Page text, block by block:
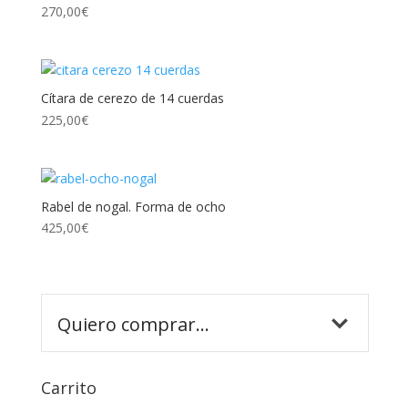
270,00€
Cítara de cerezo de 14 cuerdas
225,00€
Rabel de nogal. Forma de ocho
425,00€
Carrito